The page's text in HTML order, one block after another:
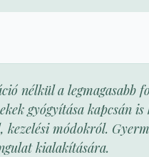
nélkül a legmagasabb
gyógyítása kapcsán
módokról.
kialakítására.